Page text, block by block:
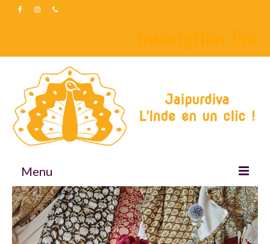
Inscription Pro
Menu
Accueil
Boutique